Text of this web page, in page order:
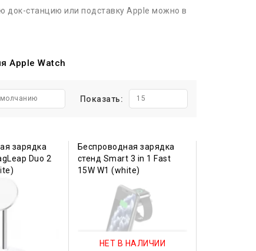
док-станцию или подставку Apple можно в
Apple Watch
Показать: 15
зарядка
Duo 2
Беспроводная зарядка
стенд Smart 3 in 1 Fast
15W W1 (white)
НЕТ В НАЛИЧИИ